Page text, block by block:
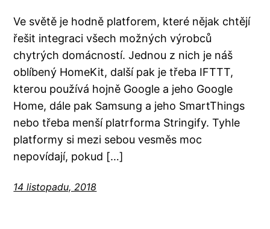
Ve světě je hodně platforem, které nějak chtějí
řešit integraci všech možných výrobců
chytrých domácností. Jednou z nich je náš
oblíbený HomeKit, další pak je třeba IFTTT,
kterou používá hojně Google a jeho Google
Home, dále pak Samsung a jeho SmartThings
nebo třeba menší platrforma Stringify. Tyhle
platformy si mezi sebou vesměs moc
nepovídají, pokud […]
14 listopadu, 2018